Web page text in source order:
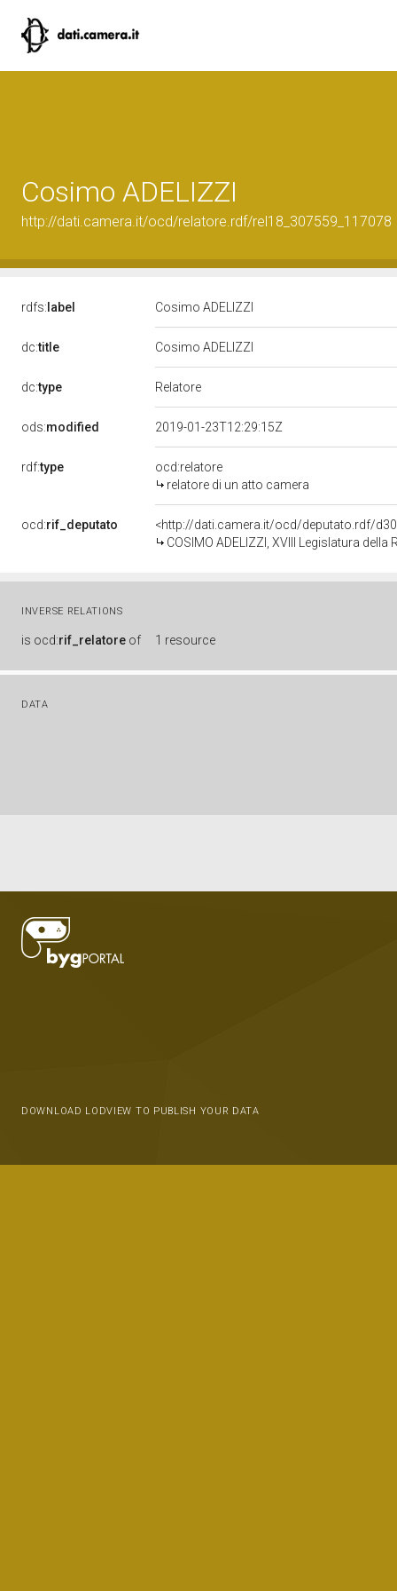
Cosimo ADELIZZI
http://dati.camera.it/ocd/relatore.rdf/rel18_307559_117078
rdfs: label Cosimo ADELIZZI
dc:title Cosimo ADELIZZI
dc:type Relatore
ods:modified 2019-01-23T12:29:15Z
rdf:type
ocd:relatore
relatore di un atto camera
ocd:rif_deputato
<http://dati.camera.it/ocd/deputato.rdf/
COSIMO ADELIZZI, XVIII Legislatura della
INVERSE RELATIONS
is ocd:rif_relatore of 1 resource
DATA
DOWNLOAD LODVIEW TO PUBLISH YOUR DATA